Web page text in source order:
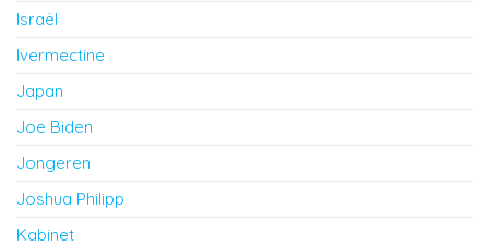
Israël
Ivermectine
Japan
Joe Biden
Jongeren
Joshua Philipp
Kabinet